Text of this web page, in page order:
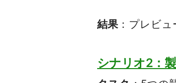
結果：プレビュ
シナリオ2：